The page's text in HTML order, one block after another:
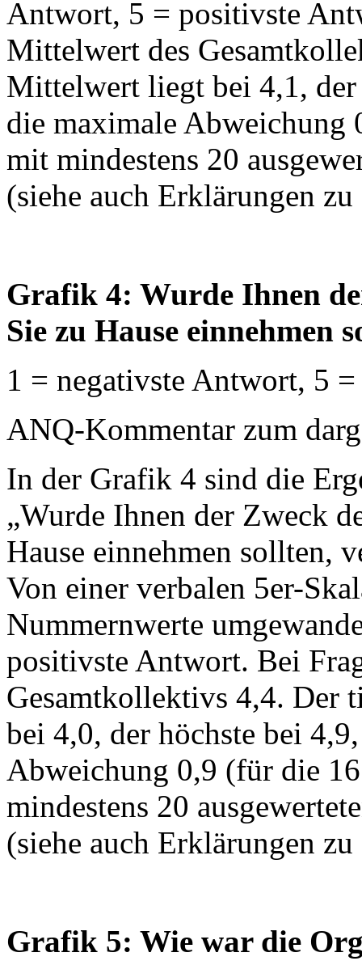
Antwort, 5 = positivste
Mittelwert des
Mittelwert liegt bei 4,1,
die maximale
mit mindestens 20
(siehe auch Erklärungen
Grafik 4: Wurde Ihnen
Sie zu Hause einnehmen
1 = negativste Antwort, 5
ANQ-Kommentar zum
In der Grafik 4 sind die
„Wurde Ihnen der Zweck
Hause einnehmen sollten,
Von einer verbalen 5er-
Nummernwerte
positivste Antwort. Bei
Gesamtkollektivs 4,4. Der
bei 4,0, der höchste bei
Abweichung 0,9 (für die
mindestens 20
(siehe auch Erklärungen
Grafik 5: Wie war die